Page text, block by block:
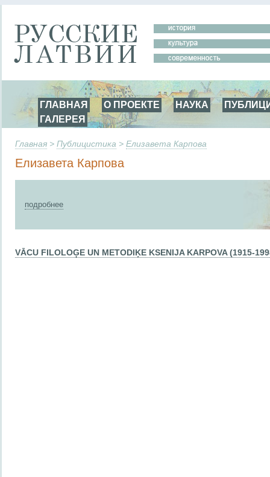
ГЛАВНАЯ О ПРОЕКТЕ НАУКА
ГАЛЕРЕЯ
Главная > Публицистика > Елизавета Карпова
Елизавета Карпова
подробнее
VĀCU FILOLOĢE UN METODIĶE KSENIJA KARPOVA (1915-